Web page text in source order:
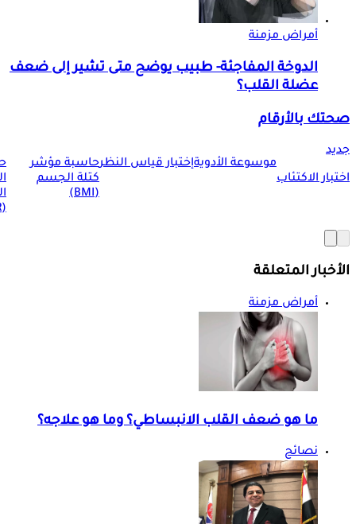
أمراض مزمنة
الدوخة المفاجئة- طبيب يوضح متى تشير إلى ضعف
عضلة القلب؟
صحتك بالأرقام
جديد
اختبار الاكتئاب
موسوعة الأدويةإختبار قياس النظرحاسبة مؤشر
كتلة الجسم
(BMI)
(BMR)
الأخبار المتعلقة
أمراض مزمنة
ما هو ضعف القلب الانبساطي؟ وما هو علاجه؟
نصائح